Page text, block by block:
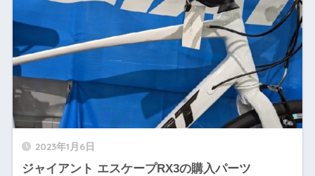
2023年1月6日
ジャイアント エスケープRX3の購入パーツ